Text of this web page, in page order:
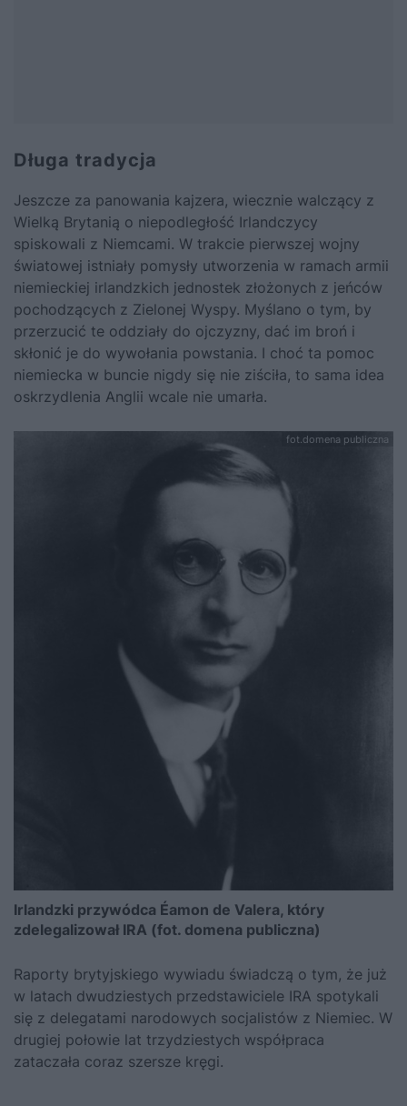
Długa tradycja
Jeszcze za panowania kajzera, wiecznie walczący z
Wielką Brytanią o niepodległość Irlandczycy
spiskowali z Niemcami. W trakcie pierwszej wojny
światowej istniały pomysły utworzenia w ramach armii
niemieckiej irlandzkich jednostek złożonych z jeńców
pochodzących z Zielonej Wyspy. Myślano o tym, by
przerzucić te oddziały do ojczyzny, dać im broń i
skłonić je do wywołania powstania. I choć ta pomoc
niemiecka w buncie nigdy się nie ziściła, to sama idea
oskrzydlenia Anglii wcale nie umarła.
fot.domena publiczna
Irlandzki przywódca Éamon de Valera, który
zdelegalizował IRA (fot. domena publiczna)
Raporty brytyjskiego wywiadu świadczą o tym, że już
w latach dwudziestych przedstawiciele IRA spotykali
się z delegatami narodowych socjalistów z Niemiec. W
drugiej połowie lat trzydziestych współpraca
zataczała coraz szersze kręgi.